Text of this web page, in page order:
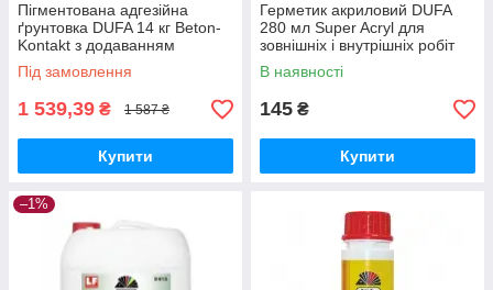
Пігментована адгезійна
ґрунтовка DUFA 14 кг Beton-
Kontakt з додаванням
кварцового піску
Під замовлення
1 539,39 ₴ 1 587 ₴
Купити
Герметик акриловий DUFA
280 мл Super Acryl для
зовнішніх і внутрішніх робіт
В наявності
145 ₴
Купити
–1%